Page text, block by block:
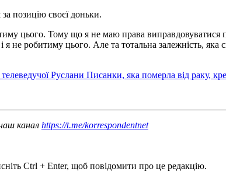
позицію своєї доньки.
цього. Тому що я не маю права
я не робитиму цього. Але та тотальна залежність,
телеведучої Руслани Писанки, яка померла від раку,
канал https://t.me/korrespondentnet
Ctrl + Enter, щоб повідомити про це редакцію.